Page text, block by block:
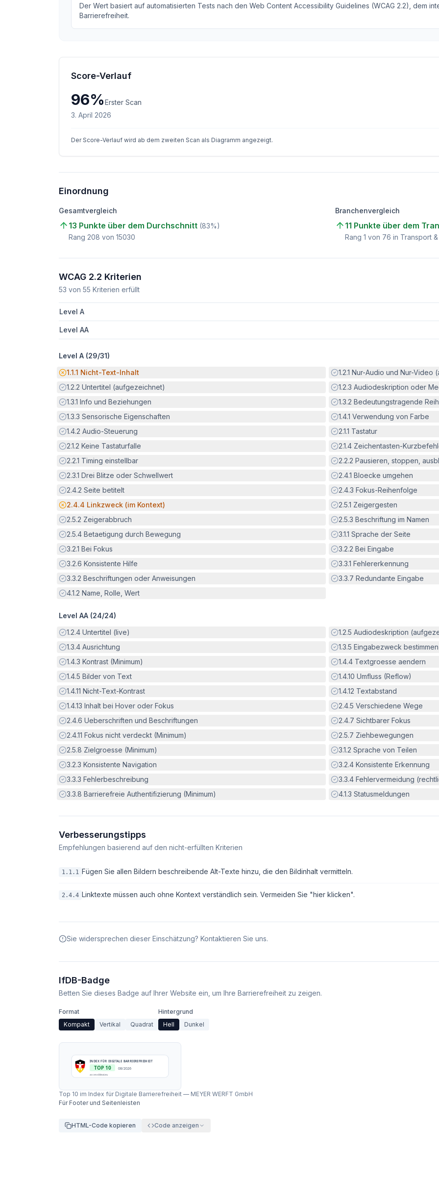
Der Wert basiert auf automatisierten Tests nach den Web Content Accessibility Guidelines (WCAG 2.2), dem
Barrierefreiheit.
Score-Verlauf
96%Erster Scan
3. April 2026
Der Score-Verlauf wird ab dem zweiten Scan als Diagramm angezeigt.
Einordnung
Gesamtvergleich
13 Punkte über dem Durchschnitt (83%)
Rang 208 von 15030
Branchenvergleich
11 Punkte über dem
Rang 1 von 76 in Transport
WCAG 2.2 Kriterien
53 von 55 Kriterien erfüllt
Level A
Level AA
Level A (29/31)
Potenzielle Barriere:
1.1.1 Nicht-Text-Inhalt Erfüllt:
1.2.1 Nur-Audio und Nur-Video
Erfüllt:
1.2.2 Untertitel (aufgezeichnet) Erfüllt:
1.2.3 Audiodeskription oder
Erfüllt:
1.3.1 Info und Beziehungen Erfüllt:
1.3.2 Bedeutungstragende
Erfüllt:
1.3.3 Sensorische Eigenschaften Erfüllt:
1.4.1 Verwendung von Farbe
Erfüllt:
1.4.2 Audio-Steuerung Erfüllt:
2.1.1 Tastatur
Erfüllt:
2.1.2 Keine Tastaturfalle Erfüllt:
2.1.4 Zeichentasten-
Erfüllt:
2.2.1 Timing einstellbar Erfüllt:
2.2.2 Pausieren, stoppen,
Erfüllt:
2.3.1 Drei Blitze oder Schwellwert Erfüllt:
2.4.1 Bloecke umgehen
Erfüllt:
2.4.2 Seite betitelt Erfüllt:
2.4.3 Fokus-Reihenfolge
Potenzielle Barriere:
2.4.4 Linkzweck (im Kontext) Erfüllt:
2.5.1 Zeigergesten
Erfüllt:
2.5.2 Zeigerabbruch Erfüllt:
2.5.3 Beschriftung im Namen
Erfüllt:
2.5.4 Betaetigung durch Bewegung Erfüllt:
3.1.1 Sprache der Seite
Erfüllt:
3.2.1 Bei Fokus Erfüllt:
3.2.2 Bei Eingabe
Erfüllt:
3.2.6 Konsistente Hilfe Erfüllt:
3.3.1 Fehlererkennung
Erfüllt:
3.3.2 Beschriftungen oder Anweisungen Erfüllt:
3.3.7 Redundante Eingabe
Erfüllt:
4.1.2 Name, Rolle, Wert
Level AA (24/24)
Erfüllt:
1.2.4 Untertitel (live) Erfüllt:
1.2.5 Audiodeskription
Erfüllt:
1.3.4 Ausrichtung Erfüllt:
1.3.5 Eingabezweck bestimmen
Erfüllt:
1.4.3 Kontrast (Minimum) Erfüllt:
1.4.4 Textgroesse aendern
Erfüllt:
1.4.5 Bilder von Text Erfüllt:
1.4.10 Umfluss (Reflow)
Erfüllt:
1.4.11 Nicht-Text-Kontrast Erfüllt:
1.4.12 Textabstand
Erfüllt:
1.4.13 Inhalt bei Hover oder Fokus Erfüllt:
2.4.5 Verschiedene Wege
Erfüllt:
2.4.6 Ueberschriften und Beschriftungen Erfüllt:
2.4.7 Sichtbarer Fokus
Erfüllt:
2.4.11 Fokus nicht verdeckt (Minimum) Erfüllt:
2.5.7 Ziehbewegungen
Erfüllt:
2.5.8 Zielgroesse (Minimum) Erfüllt:
3.1.2 Sprache von Teilen
Erfüllt:
3.2.3 Konsistente Navigation Erfüllt:
3.2.4 Konsistente Erkennung
Erfüllt:
3.3.3 Fehlerbeschreibung Erfüllt:
3.3.4 Fehlervermeidung
Erfüllt:
3.3.8 Barrierefreie Authentifizierung (Minimum) Erfüllt:
4.1.3 Statusmeldungen
Verbesserungstipps
Empfehlungen basierend auf den nicht-erfüllten Kriterien
1.1.1 Fügen Sie allen Bildern beschreibende Alt-Texte hinzu, die den Bildinhalt vermitteln.
2.4.4 Linktexte müssen auch ohne Kontext verständlich sein. Vermeiden Sie "hier klicken".
Sie widersprechen dieser Einschätzung? Kontaktieren Sie uns.
IfDB-Badge
Betten Sie dieses Badge auf Ihrer Website ein, um Ihre Barrierefreiheit zu zeigen.
Format
Kompakt
Vertikal Quadrat
Hintergrund
Hell
Dunkel
INDEX FÜR DIGITALE BARRIEREFREIHEIT
TOP 10 08/2026
accessibleai.eu
Top 10 im Index für Digitale Barrierefreiheit — MEYER WERFT GmbH
Für Footer und Seitenleisten
HTML-Code kopieren Code anzeigen